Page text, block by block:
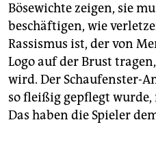
Bösewichte zeigen, sie
beschäftigen, wie
Rassismus ist, der von
Logo auf der Brust
wird. Der Schaufenster-
so fleißig gepflegt
Das haben die Spieler